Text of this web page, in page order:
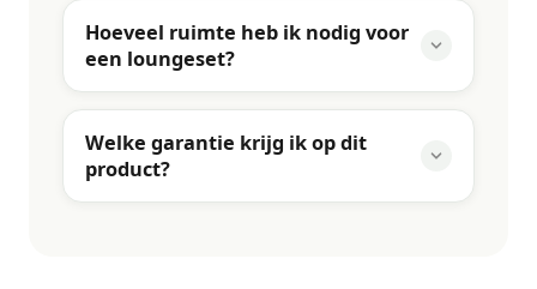
Hoeveel ruimte heb ik nodig voor
een loungeset?
Welke garantie krijg ik op dit
product?